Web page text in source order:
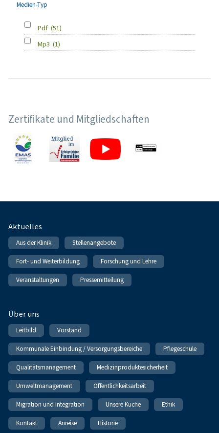
Medien-Typ
Pdf (51)
Mp3 (1)
Zertifikate und Mitgliedschaften
Fußnavigation
Aktuelles
Aus der Klinik Stellenangebote
Fort- und Weiterbildung Forschung und Lehre
Veranstaltungen Pressemitteilung
Über uns
Leitbild Vorstand
Kommunale Einbindung / Versorgungsbereiche Pflegeschule
Qualitätsmanagement Medizinproduktesicherheit
Umweltmanagement Öffentlichkeitsarbeit
Migration und Integration Unsere Küche Ethik
Kontakt Anreise Historie